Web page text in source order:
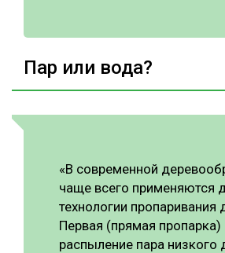
Пар или вода?
«В современной
чаще всего применяются
технологии пропаривания
Первая (прямая
распыление пара низкого